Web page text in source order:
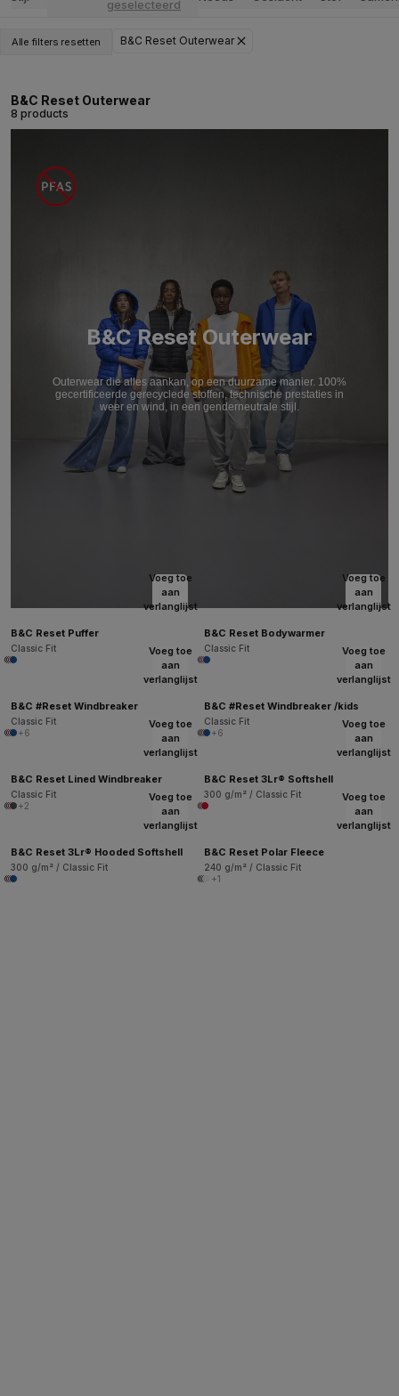
geselecteerd
Alle filters resetten B&C Reset Outerwear
B&C Reset Outerwear
8 products
B&C Reset Outerwear
Outerwear die alles aankan, op een duurzame manier. 100%
gecertificeerde gerecyclede stoffen, technische prestaties in
weer en wind, in een genderneutrale stijl.
Voeg toe
aan
verlanglijst
B&C Reset Puffer
Classic Fit
Voeg toe
aan
verlanglijst
B&C Reset Bodywarmer
Classic Fit
Voeg toe
aan
verlanglijst
B&C #Reset Windbreaker
Classic Fit
+6
Voeg toe
aan
verlanglijst
B&C #Reset Windbreaker /kids
Classic Fit
+6
Voeg toe
aan
verlanglijst
B&C Reset Lined Windbreaker
Classic Fit
+2
Voeg toe
aan
verlanglijst
B&C Reset 3Lr® Softshell
300 g/m² / Classic Fit
Voeg toe
aan
verlanglijst
B&C Reset 3Lr® Hooded Softshell
300 g/m² / Classic Fit
Voeg toe
aan
verlanglijst
B&C Reset Polar Fleece
240 g/m² / Classic Fit
+1